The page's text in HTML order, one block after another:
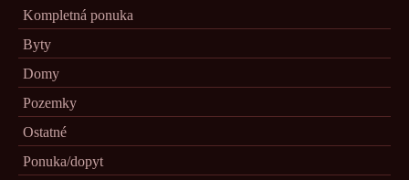
Kompletná ponuka
Byty
Domy
Pozemky
Ostatné
Ponuka/dopyt